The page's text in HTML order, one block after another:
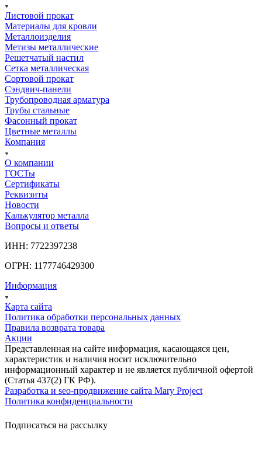
Листовой прокат
Материалы для кровли
Металлоизделия
Метизы металлические
Решетчатый настил
Сетка металлическая
Сортовой прокат
Сэндвич-панели
Трубопроводная арматура
Трубы стальные
Фасонный прокат
Цветные металлы
Компания
О компании
ГОСТы
Сертификаты
Реквизиты
Новости
Калькулятор металла
Вопросы и ответы
ИНН: 7722397238
ОГРН: 1177746429300
Информация
Карта сайта
Политика обработки персональных данных
Правила возврата товара
Акции
Представленная на сайте информация, касающаяся цен,
характеристик и наличия носит исключительно
информационный характер и не является публичной офертой
(Статья 437(2) ГК РФ).
Разработка и seo-продвижение сайта Mary Project
Политика конфиденциальности
Подписаться на рассылку